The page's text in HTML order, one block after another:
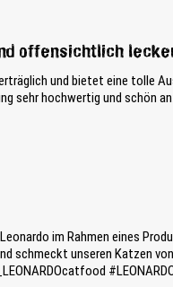
offensichtlich
und bietet eine tolle
sehr hochwertig und schön
im Rahmen eines
schmeckt unseren Katzen